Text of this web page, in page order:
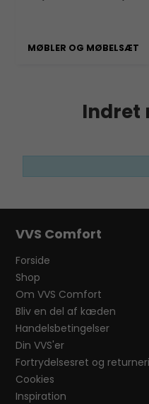
MØBLER OG MØBELSÆT
Indret
VVS Comfort
Forside
Shop
Om VVS Comfort
Bliv en del af kæden
Handelsbetingelser
Din VVS'er
Fortrydelsesret og
Cookies
Inspiration